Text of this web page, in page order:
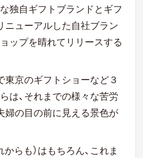
独自ギフトブランドとギフ
ニューアルした自社ブラン
ップを晴れてリリースする
東京のギフトショーなど３
は、それまでの様々な苦労
婦の目の前に見える景色が
らも）はもちろん、これま